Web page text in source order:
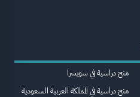
منح دراسية في سويسرا
منح دراسية في المملكة العربية السعودية